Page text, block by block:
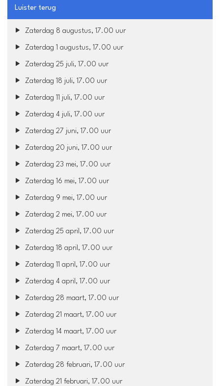
Luister terug
Zaterdag 8 augustus, 17.00 uur
Zaterdag 1 augustus, 17.00 uur
Zaterdag 25 juli, 17.00 uur
Zaterdag 18 juli, 17.00 uur
Zaterdag 11 juli, 17.00 uur
Zaterdag 4 juli, 17.00 uur
Zaterdag 27 juni, 17.00 uur
Zaterdag 20 juni, 17.00 uur
Zaterdag 23 mei, 17.00 uur
Zaterdag 16 mei, 17.00 uur
Zaterdag 9 mei, 17.00 uur
Zaterdag 2 mei, 17.00 uur
Zaterdag 25 april, 17.00 uur
Zaterdag 18 april, 17.00 uur
Zaterdag 11 april, 17.00 uur
Zaterdag 4 april, 17.00 uur
Zaterdag 28 maart, 17.00 uur
Zaterdag 21 maart, 17.00 uur
Zaterdag 14 maart, 17.00 uur
Zaterdag 7 maart, 17.00 uur
Zaterdag 28 februari, 17.00 uur
Zaterdag 21 februari, 17.00 uur